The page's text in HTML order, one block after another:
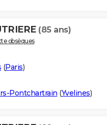
(85 ans)
obsèques
(Paris)
Pontchartrain (Yvelines)